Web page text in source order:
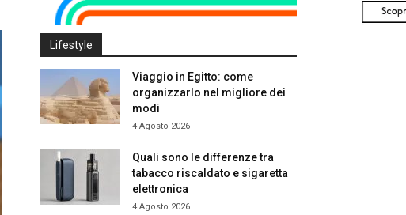
Lifestyle
Viaggio in Egitto: come
organizzarlo nel migliore dei
modi
4 Agosto 2026
Quali sono le differenze tra
tabacco riscaldato e sigaretta
elettronica
4 Agosto 2026